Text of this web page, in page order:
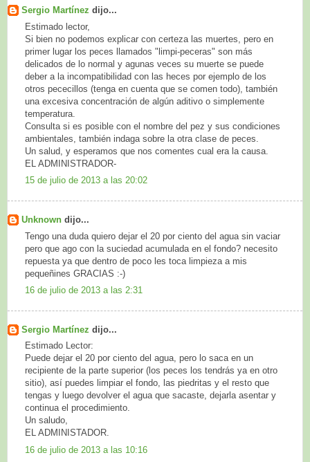
Sergio Martínez dijo...
Estimado lector,
Si bien no podemos explicar con certeza las muertes, pero en
primer lugar los peces llamados "limpi-peceras" son más
delicados de lo normal y agunas veces su muerte se puede
deber a la incompatibilidad con las heces por ejemplo de los
otros pececillos (tenga en cuenta que se comen todo), también
una excesiva concentración de algún aditivo o simplemente
temperatura.
Consulta si es posible con el nombre del pez y sus condiciones
ambientales, también indaga sobre la otra clase de peces.
Un salud, y esperamos que nos comentes cual era la causa.
EL ADMINISTRADOR-
15 de julio de 2013 a las 20:02
Unknown dijo...
Tengo una duda quiero dejar el 20 por ciento del agua sin vaciar
pero que ago con la suciedad acumulada en el fondo? necesito
repuesta ya que dentro de poco les toca limpieza a mis
pequeñines GRACIAS :-)
16 de julio de 2013 a las 2:31
Sergio Martínez dijo...
Estimado Lector:
Puede dejar el 20 por ciento del agua, pero lo saca en un
recipiente de la parte superior (los peces los tendrás ya en otro
sitio), así puedes limpiar el fondo, las piedritas y el resto que
tengas y luego devolver el agua que sacaste, dejarla asentar y
continua el procedimiento.
Un saludo,
EL ADMINISTADOR.
16 de julio de 2013 a las 10:16